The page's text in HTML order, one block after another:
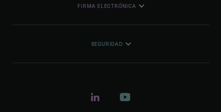
FIRMA ELECTRÓNICA
SEGURIDAD